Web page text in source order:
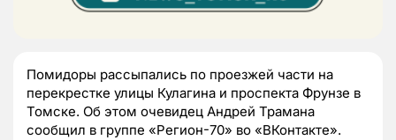
Помидоры рассыпались по проезжей части на
перекрестке улицы Кулагина и проспекта Фрунзе в
Томске. Об этом очевидец Андрей Трамана
сообщил в группе «Регион-70» во «ВКонтакте».